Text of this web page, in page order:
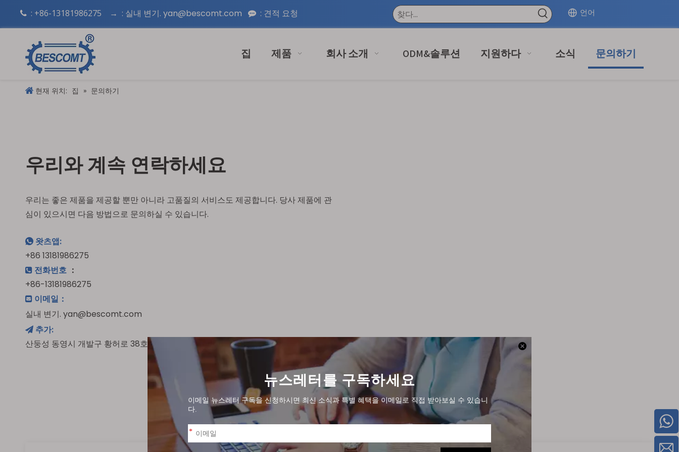
 : +86-13181986275 → : 실내 변기. yan@bescomt.com  : 견적 요청 언어
집 제품 회사 소개 ODM&솔루션 지원하다 소식 문의하기
현재 위치: 집 » 문의하기
우리와 계속 연락하세요
우리는 좋은 제품을 제공할 뿐만 아니라 고품질의 서비스도 제공합니다. 당사 제품에 관
심이 있으시면 다음 방법으로 문의하실 수 있습니다.
 왓츠앱:
+86 13181986275
 전화번호 ：
+86-13181986275
 이메일：
실내 변기. yan@bescomt.com
 추가:
산둥성 동영시 개발구 황허로 38호 대학과학단지 생태곡리 28동 1단 211실
메시지 보내기